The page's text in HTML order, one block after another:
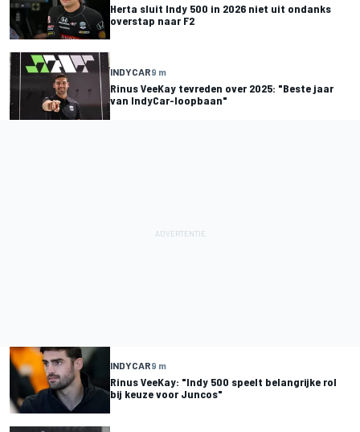
Herta sluit Indy 500 in 2026 niet uit ondanks
overstap naar F2
INDYCAR9 m
Rinus VeeKay tevreden over 2025: "Beste jaar
van IndyCar-loopbaan"
INDYCAR9 m
Rinus VeeKay: "Indy 500 speelt belangrijke rol
bij keuze voor Juncos"